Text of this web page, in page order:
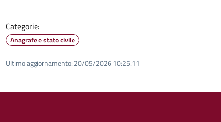
Categorie:
Anagrafe e stato civile
Ultimo aggiornamento: 20/05/2026 10:25.11